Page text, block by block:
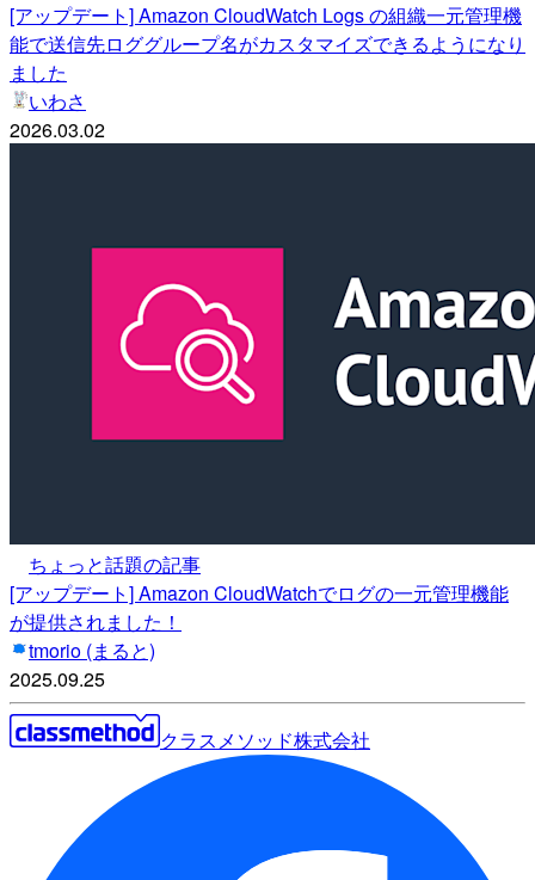
[アップデート] Amazon CloudWatch Logs の組織一元管理機
能で送信先ロググループ名がカスタマイズできるようになり
ました
いわさ
2026.03.02
ちょっと話題の記事
[アップデート] Amazon CloudWatchでログの一元管理機能
が提供されました！
tmorio (まると)
2025.09.25
クラスメソッド株式会社